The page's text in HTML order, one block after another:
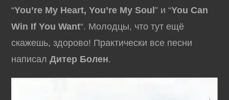
“You’re My Heart, You’re My Soul” и “You Can
Win If You Want“. Молодцы, что тут ещё
скажешь, здорово! Практически все песни
написалДитер Болен.